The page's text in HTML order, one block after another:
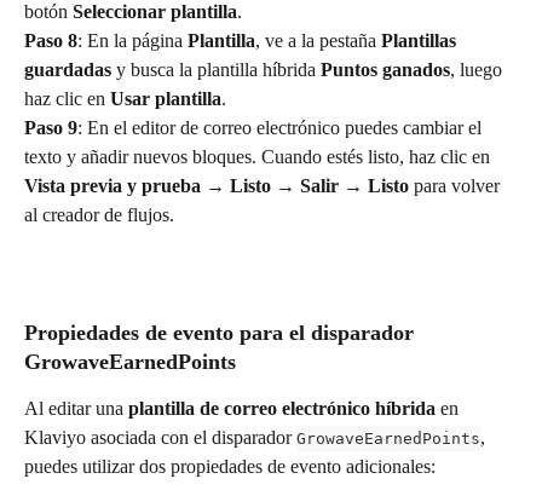
botón Seleccionar plantilla.
Paso 8: En la página Plantilla, ve a la pestaña Plantillas
guardadas y busca la plantilla híbrida Puntos ganados, luego
haz clic en Usar plantilla.
Paso 9: En el editor de correo electrónico puedes cambiar el
texto y añadir nuevos bloques. Cuando estés listo, haz clic en
Vista previa y prueba → Listo → Salir → Listo para volver
al creador de flujos.
Propiedades de evento para el disparador
GrowaveEarnedPoints
Al editar una plantilla de correo electrónico híbrida en
Klaviyo asociada con el disparador GrowaveEarnedPoints,
puedes utilizar dos propiedades de evento adicionales: